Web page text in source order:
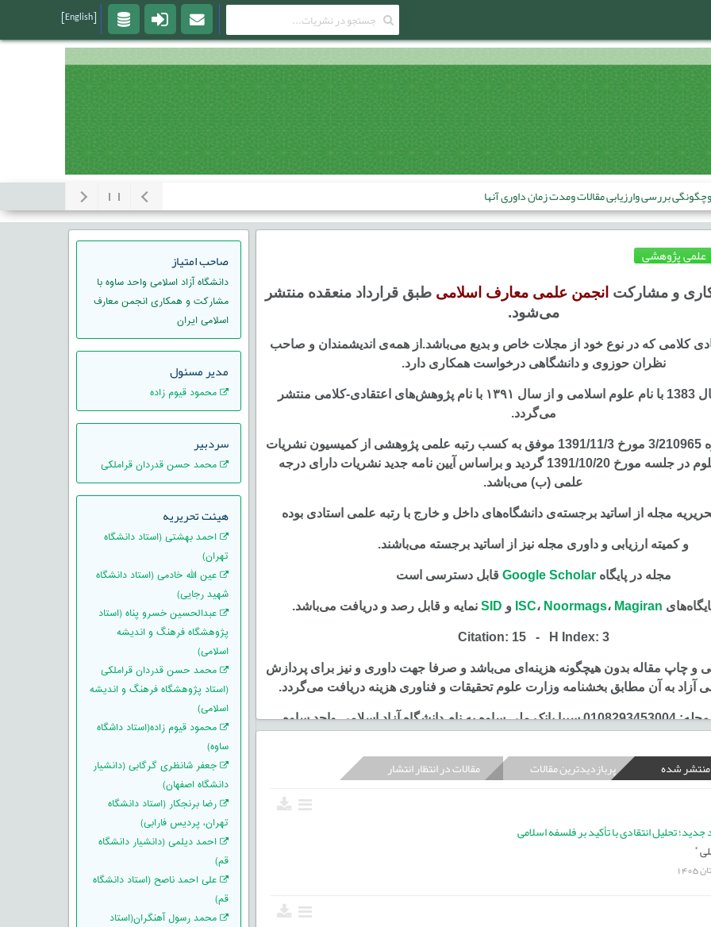
علمی پژوهشی
و مشارکت انجمن علمی معارف اسلامی طبق قرارداد منعقده منتشر
می‌شود.
کلامی که در نوع خود از مجلات خاص و بدیع می‌باشد. از همه‌ی اندیشمندان و صاحب
نظران حوزوی و دانشگاهی درخواست همکاری دارد.
این نشریه از سال 1383 با نام علوم اسلامی و از سال ۱۳۹۱ با نام پژوهش‌های اعتقادی-کلامی منتشر
می‌گردد.
مطابق نامه شماره 3/210965 مورخ 1391/11/3 موفق به کسب رتبه علمی پژوهشی از کمیسیون نشریات
علمی وزارت علوم در جلسه مورخ 1391/10/20 گردید و براساس آیین نامه جدید نشریات دارای درجه
علمی (ب) می‌باشد.
مجله از اساتید برجسته‌ی دانشگاه‌های داخل و خارج با رتبه علمی استادی بوده
و کمیته ارزیابی و داوری مجله نیز از اساتید برجسته می‌باشند.
مجله در پایگاهGoogle Scholar قابل دسترسی است
ISC، Noormags، Magiran و SID نمایه و قابل رصد و دریافت می‌باشد.
Citation: 15 - H Index: 3
و چاپ مقاله بدون هیچگونه هزینه‌ای می‌باشد و صرفا جهت داوری و نیز برای پردازش
آزاد به آن مطابق بخشنامه وزارت علوم تحقیقات و فناوری هزینه دریافت می‌گردد.
آزاد اسلامی واحد ساوه
منتشر شده پربازدیدترین مقالات مقالات در انتظار انتشار
جدید؛ تحلیل انتقادی با تأکید بر فلسفه اسلامی
*
1405
صاحب امتیاز
دانشگاه آزاد اسلامی واحد ساوه با
مشارکت و همکاری انجمن معارف
اسلامی ایران
مدير مسئول
محمود قیوم زاده
سردبیر
محمد حسن قدردان قراملکی
هیئت تحریریه
احمد بهشتی (استاد دانشگاه
تهران)
عین الله خادمی (استاد دانشگاه
شهید رجایی)
عبدالحسین خسرو پناه (استاد
پژوهشگاه فرهنگ و اندیشه
اسلامی)
محمد حسن قدردان قراملکی
(استاد پژوهشگاه فرهنگ و اندیشه
اسلامی)
محمود قیوم زاده(استاد داشگاه
ساوه)
جعفر شانظری گرگابی (دانشیار
دانشگاه اصفهان)
رضا برنجکار (استاد دانشگاه
تهران، پردیس فارابی)
احمد دیلمی (دانشیار دانشگاه
قم)
علی احمد ناصح (استاد دانشگاه
قم)
محمد رسول آهنگران(استاد
[English]